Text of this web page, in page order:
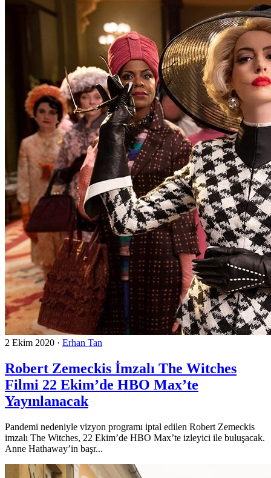
2 Ekim 2020 · Erhan Tan
Robert Zemeckis İmzalı The Witches
Filmi 22 Ekim’de HBO Max’te
Yayınlanacak
Pandemi nedeniyle vizyon programı iptal edilen Robert Zemeckis
imzalı The Witches, 22 Ekim’de HBO Max’te izleyici ile buluşacak.
Anne Hathaway’in başr...